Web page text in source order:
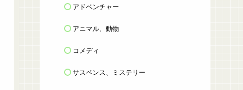
アドベンチャー
アニマル、動物
コメディ
サスペンス、ミステリー